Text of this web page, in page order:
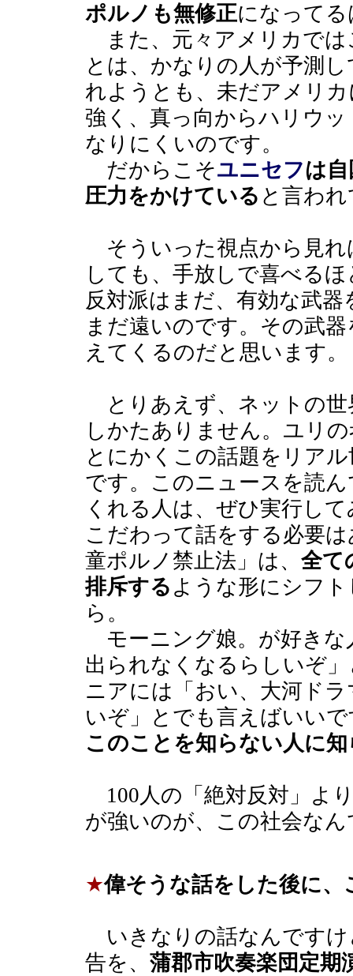
ポルノも無修正になって
また、元々アメリカでは
とは、かなりの人が予測
れようとも、未だアメリ
強く、真っ向からハリウ
なりにくいのです。
だからこそユニセフは
圧力をかけている と言わ
そういった視点から見れ
しても、手放しで喜べる
反対派はまだ、有効な武
まだ遠いのです。その武
えてくるのだと思います。
とりあえず、ネットの世
しかたありません。ユリ
とにかくこの話題をリア
です。このニュースを読
くれる人は、ぜひ実行し
こだわって話をする必要
童ポルノ禁止法」は、 全て
排斥する ような形にシフ
ら。
モーニング娘。が好きな
出られなくなるらしいぞ
ニアには「おい、大河ド
いぞ」とでも言えばいい
このことを知らない人に
100人の「絶対反対」よ
が強いのが、この社会な
★偉そうな話をした後に
いきなりの話なんですけ
告を、 蒲郡市吹奏楽団定期